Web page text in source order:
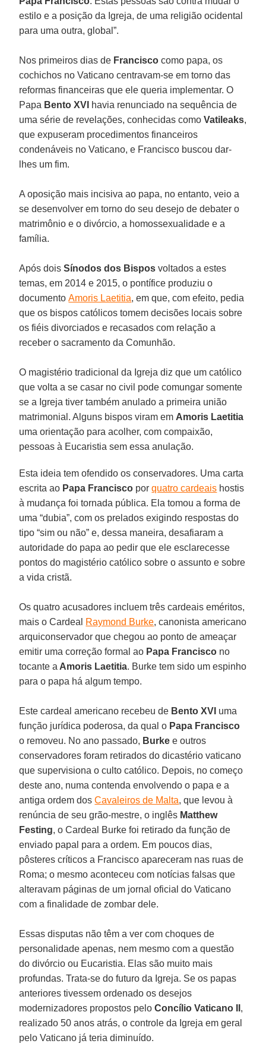
estilo e a posição da Igreja, de uma religião ocidental
para uma outra, global”.
Nos primeiros dias de Francisco como papa, os
cochichos no Vaticano centravam-se em torno das
reformas financeiras que ele queria implementar. O
Papa Bento XVI havia renunciado na sequência de
uma série de revelações, conhecidas comoVatileaks,
que expuseram procedimentos financeiros
condenáveis no Vaticano, e Francisco buscou dar-
lhes um fim.
A oposição mais incisiva ao papa, no entanto, veio a
se desenvolver em torno do seu desejo de debater o
matrimônio e o divórcio, a homossexualidade e a
família.
Após doisSínodos dos Bispos voltados a estes
temas, em 2014 e 2015, o pontífice produziu o
documento Amoris Laetitia, em que, com efeito, pedia
que os bispos católicos tomem decisões locais sobre
os fiéis divorciados e recasados com relação a
receber o sacramento da Comunhão.
O magistério tradicional da Igreja diz que um católico
que volta a se casar no civil pode comungar somente
se a Igreja tiver também anulado a primeira união
matrimonial. Alguns bispos viram em Amoris Laetitia
uma orientação para acolher, com compaixão,
pessoas à Eucaristia sem essa anulação.
Esta ideia tem ofendido os conservadores. Uma carta
escrita ao Papa Francisco porquatro cardeais hostis
à mudança foi tornada pública. Ela tomou a forma de
uma “dubia”, com os prelados exigindo respostas do
tipo “sim ou não” e, dessa maneira, desafiaram a
autoridade do papa ao pedir que ele esclarecesse
pontos do magistério católico sobre o assunto e sobre
a vida cristã.
Os quatro acusadores incluem três cardeais eméritos,
mais o Cardeal Raymond Burke, canonista americano
arquiconservador que chegou ao ponto de ameaçar
emitir uma correção formal ao Papa Francisco no
tocante a Amoris Laetitia. Burke tem sido um espinho
para o papa há algum tempo.
Este cardeal americano recebeu de Bento XVI uma
função jurídica poderosa, da qual o Papa Francisco
o removeu. No ano passado, Burke e outros
conservadores foram retirados do dicastério vaticano
que supervisiona o culto católico. Depois, no começo
deste ano, numa contenda envolvendo o papa e a
antiga ordem dosCavaleiros de Malta, que levou à
renúncia de seu grão-mestre, o inglês Matthew
Festing, o Cardeal Burke foi retirado da função de
enviado papal para a ordem. Em poucos dias,
pôsteres críticos a Francisco apareceram nas ruas de
Roma; o mesmo aconteceu com notícias falsas que
alteravam páginas de um jornal oficial do Vaticano
com a finalidade de zombar dele.
Essas disputas não têm a ver com choques de
personalidade apenas, nem mesmo com a questão
do divórcio ou Eucaristia. Elas são muito mais
profundas. Trata-se do futuro da Igreja. Se os papas
anteriores tivessem ordenado os desejos
modernizadores propostos peloConcílio Vaticano II ,
realizado 50 anos atrás, o controle da Igreja em geral
pelo Vaticano já teria diminuído.